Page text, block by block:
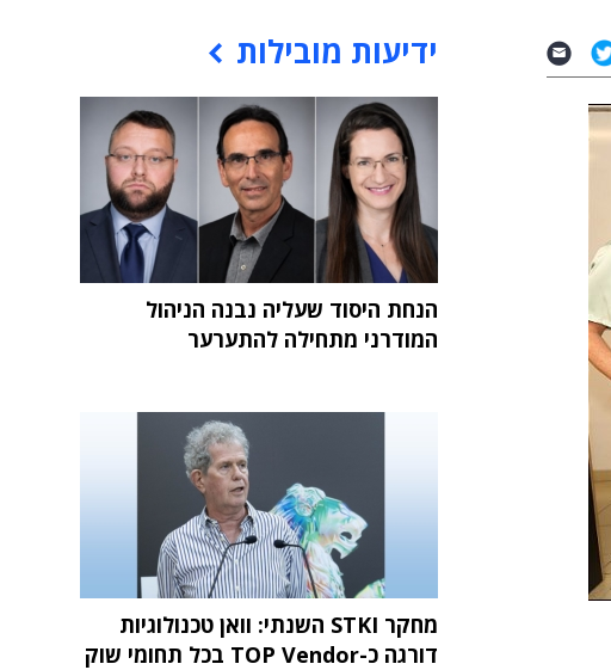
ידיעות מובילות
הנחת היסוד שעליה נבנה הניהול
המודרני מתחילה להתערער
מחקר STKI השנתי: וואן טכנולוגיות
דורגה כ-TOP Vendor בכל תחומי שוק